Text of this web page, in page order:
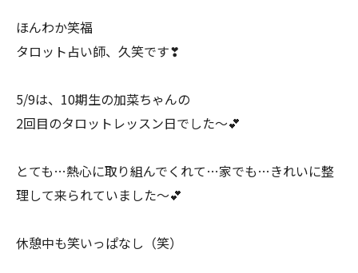
ほんわか笑福
タロット占い師、久笑です❣
5/9は、10期生の加菜ちゃんの
2回目のタロットレッスン日でした〜💕
とても…熱心に取り組んでくれて…家でも…きれいに整
理して来られていました〜💕
休憩中も笑いっぱなし（笑）